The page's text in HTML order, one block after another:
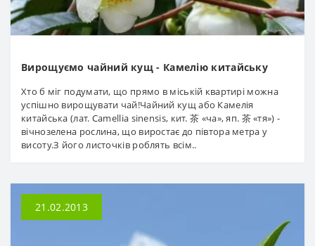
Вирощуємо чайний кущ - Камелію китайську
Хто б міг подумати, що прямо в міській квартирі можна
успішно вирощувати чай!Чайний кущ або Камелія
китайська (лат. Camellia sinensis, кит. 茶 «ча», яп. 茶 «тя») -
вічнозелена рослина, що виростає до півтора метра у
висоту.З його листочків роблять всім..
21.02.2013